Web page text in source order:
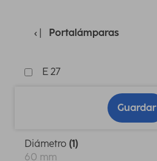
Portalámparas
E 27
Guardar
Diámetro (1)
60 mm